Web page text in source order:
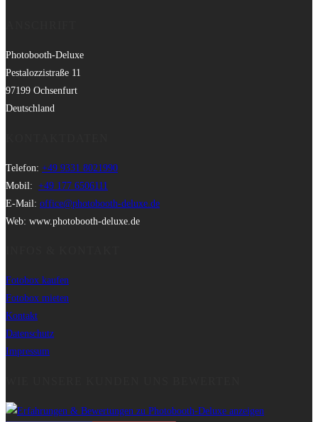
Photobooth-Deluxe
Pestalozzistraße 11
97199 Ochsenfurt
Deutschland
Telefon: +49 9331 8021990
Mobil: +49 177 6506111
E-Mail: office@photobooth-deluxe.de
Web: www.photobooth-deluxe.de
Fotobox kaufen
Fotobox mieten
Kontakt
Datenschutz
Impressum